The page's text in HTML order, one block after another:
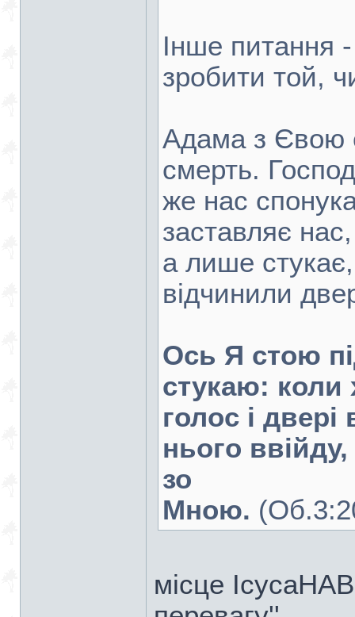
Інше питання
зробити той,
Адама з Євою
смерть.
же нас
заставляє нас,
а лише
відчинили
Ось Я стою
стукаю: коли
голос і
нього
зо
Мною.
мiсце